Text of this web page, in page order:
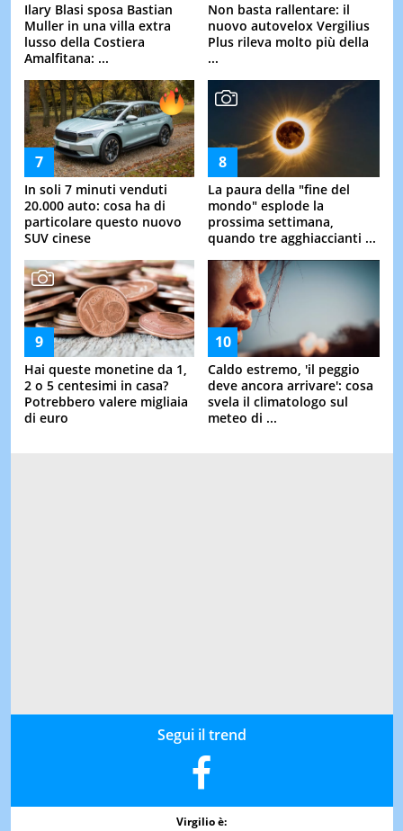
Ilary Blasi sposa Bastian
Muller in una villa extra
lusso della Costiera
Amalfitana: ...
Non basta rallentare: il
nuovo autovelox Vergilius
Plus rileva molto più della
...
In soli 7 minuti venduti
20.000 auto: cosa ha di
particolare questo nuovo
SUV cinese
La paura della "fine del
mondo" esplode la
prossima settimana,
quando tre agghiaccianti ...
Hai queste monetine da 1,
2 o 5 centesimi in casa?
Potrebbero valere migliaia
di euro
Caldo estremo, 'il peggio
deve ancora arrivare': cosa
svela il climatologo sul
meteo di ...
Segui il trend
Virgilio è: